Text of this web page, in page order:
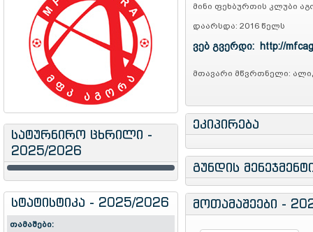
სატურნირო ცხრილი -
2025/2026
სტატისტიკა - 2025/2026
თამაშები:
მინი ფეხბურთის კლუბი
დაარსდა: 2016 წელს
ვებ გვერდი: http://
მთავარი მწვრთნელი:
ეკიპირება
გუნდის
მოთამაშეები -